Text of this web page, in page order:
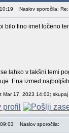
Naslov sporočila:
bilo fino imet ločeno
lahko v takšni temi
Ena izmed
Mar 17, 2023 14:03;
Naslov sporočila: